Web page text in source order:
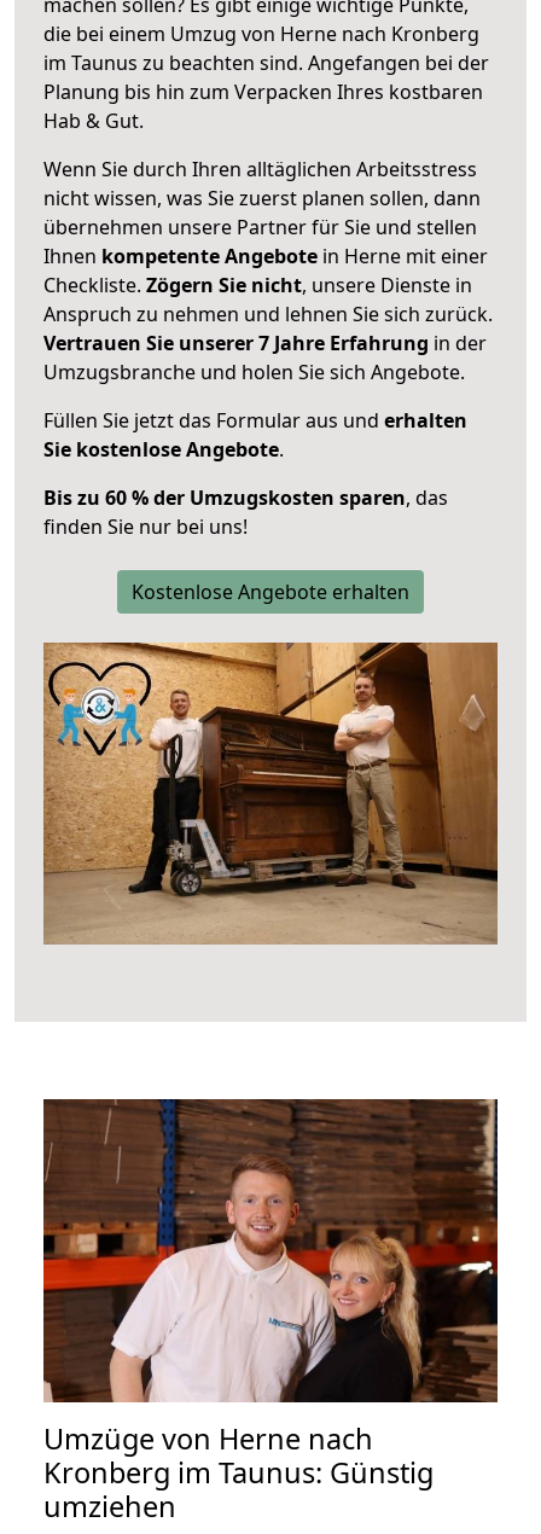
die bei einem Umzug von Herne nach Kronberg
im Taunus zu beachten sind. Angefangen bei der
Planung bis hin zum Verpacken Ihres kostbaren
Hab & Gut.
Wenn Sie durch Ihren alltäglichen Arbeitsstress
nicht wissen, was Sie zuerst planen sollen, dann
übernehmen unsere Partner für Sie und stellen
Ihnen kompetente Angebote in Herne mit einer
Checkliste. Zögern Sie nicht, unsere Dienste in
Anspruch zu nehmen und lehnen Sie sich zurück.
Vertrauen Sie unserer 7 Jahre Erfahrung in der
Umzugsbranche und holen Sie sich Angebote.
Füllen Sie jetzt das Formular aus und erhalten
Sie kostenlose Angebote.
Bis zu 60 % der Umzugskosten sparen, das
finden Sie nur bei uns!
Kostenlose Angebote erhalten
Umzüge von Herne nach
Kronberg im Taunus: Günstig
umziehen